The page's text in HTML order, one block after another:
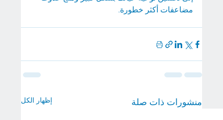
مضاعفات أكثر خطورة.
منشورات ذات صلة إظهار الكل